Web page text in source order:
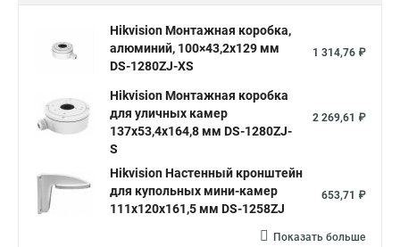
Hikvision Монтажная коробка,
алюминий, 100×43,2x129 мм
DS-1280ZJ-XS
1 314,76 ₽
Hikvision Монтажная коробка
для уличных камер
137x53,4x164,8 мм DS-1280ZJ-
S
2 269,61 ₽
Hikvision Настенный кронштейн
для купольных мини-камер
111x120x161,5 мм DS-1258ZJ
653,71 ₽
Показать больше